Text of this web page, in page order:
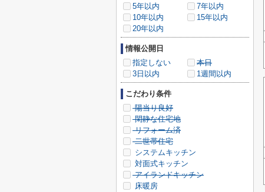
5年以内
7年以内
10年以内
15年以内
20年以内
情報公開日
指定しない
本日
3日以内
1週間以内
こだわり条件
陽当り良好
閑静な住宅地
リフォーム済
二世帯住宅
システムキッチン
対面式キッチン
アイランドキッチン
床暖房